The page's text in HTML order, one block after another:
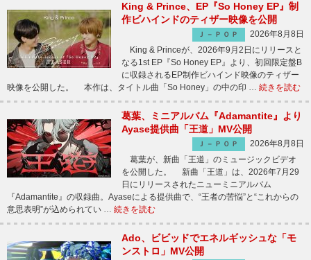
King & Prince、EP『So Honey EP』制
作ビハインドのティザー映像を公開
Ｊ－ＰＯＰ
2026年8月8日
King & Princeが、2026年9月2日にリリースと
なる1st EP『So Honey EP』より、初回限定盤B
に収録されるEP制作ビハインド映像のティザー
映像を公開した。 本作は、タイトル曲「So Honey」の中の印 … 続きを読む
葛葉、ミニアルバム『Adamantite』より
Ayase提供曲「王道」MV公開
Ｊ－ＰＯＰ
2026年8月8日
葛葉が、新曲「王道」のミュージックビデオ
を公開した。 新曲「王道」は、2026年7月29
日にリリースされたニューミニアルバム
『Adamantite』の収録曲。Ayaseによる提供曲で、“王者の苦悩”と“これからの
意思表明”が込められてい … 続きを読む
Ado、ビビッドでエネルギッシュな「モ
ンストロ」MV公開